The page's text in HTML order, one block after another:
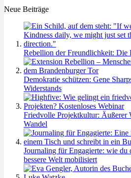
Neue Beiträge
Rebellion der Freundlichkeit: Die
Demokratie schützen: Gene
Widerstands
Friedvolle Projektkultur: Äußerer
Wandel
Journaling für Engagierte: wie du
bessere Welt mobilisiert